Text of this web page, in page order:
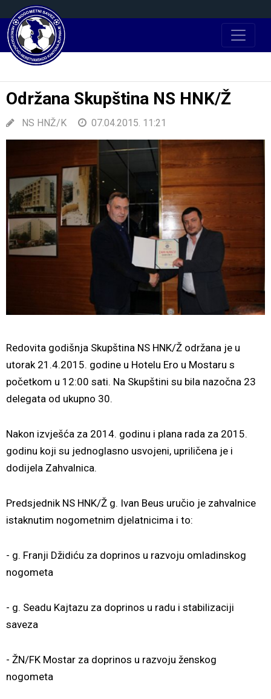
Održana Skupština NS HNK/Ž
NS HNŽ/K 07.04.2015. 11:21
Redovita godišnja Skupština NS HNK/Ž održana je u
utorak 21.4.2015. godine u Hotelu Ero u Mostaru s
početkom u 12:00 sati. Na Skupštini su bila nazočna 23
delegata od ukupno 30.
Nakon izvješća za 2014. godinu i plana rada za 2015.
godinu koji su jednoglasno usvojeni, upriličena je i
dodijela Zahvalnica.
Predsjednik NS HNK/Ž g. Ivan Beus uručio je zahvalnice
istaknutim nogometnim djelatnicima i to:
- g. Franji Džidiću za doprinos u razvoju omladinskog
nogometa
- g. Seadu Kajtazu za doprinos u radu i stabilizaciji
saveza
- ŽN/FK Mostar za doprinos u razvoju ženskog
nogometa